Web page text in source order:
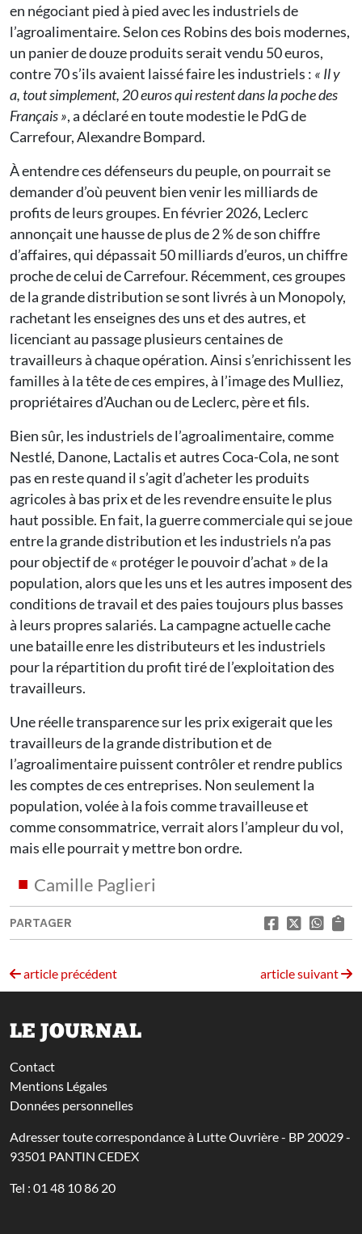
en négociant pied à pied avec les industriels de
l’agroalimentaire. Selon ces Robins des bois modernes,
un panier de douze produits serait vendu 50 euros,
contre 70 s’ils avaient laissé faire les industriels : « Il y
a, tout simplement, 20 euros qui restent dans la poche des
Français », a déclaré en toute modestie le PdG de
Carrefour, Alexandre Bompard.
À entendre ces défenseurs du peuple, on pourrait se
demander d’où peuvent bien venir les milliards de
profits de leurs groupes. En février 2026, Leclerc
annonçait une hausse de plus de 2 % de son chiffre
d’affaires, qui dépassait 50 milliards d’euros, un chiffre
proche de celui de Carrefour. Récemment, ces groupes
de la grande distribution se sont livrés à un Monopoly,
rachetant les enseignes des uns et des autres, et
licenciant au passage plusieurs centaines de
travailleurs à chaque opération. Ainsi s’enrichissent les
familles à la tête de ces empires, à l’image des Mulliez,
propriétaires d’Auchan ou de Leclerc, père et fils.
Bien sûr, les industriels de l’agroalimentaire, comme
Nestlé, Danone, Lactalis et autres Coca-Cola, ne sont
pas en reste quand il s’agit d’acheter les produits
agricoles à bas prix et de les revendre ensuite le plus
haut possible. En fait, la guerre commerciale qui se joue
entre la grande distribution et les industriels n’a pas
pour objectif de « protéger le pouvoir d’achat » de la
population, alors que les uns et les autres imposent des
conditions de travail et des paies toujours plus basses
à leurs propres salariés. La campagne actuelle cache
une bataille enre les distributeurs et les industriels
pour la répartition du profit tiré de l’exploitation des
travailleurs.
Une réelle transparence sur les prix exigerait que les
travailleurs de la grande distribution et de
l’agroalimentaire puissent contrôler et rendre publics
les comptes de ces entreprises. Non seulement la
population, volée à la fois comme travailleuse et
comme consommatrice, verrait alors l’ampleur du vol,
mais elle pourrait y mettre bon ordre.
Camille Paglieri
PARTAGER
article précédent article suivant
LE JOURNAL
Contact
Mentions Légales
Données personnelles
Adresser toute correspondance à Lutte Ouvrière - BP 20029 -
93501 PANTIN CEDEX
Tel : 01 48 10 86 20